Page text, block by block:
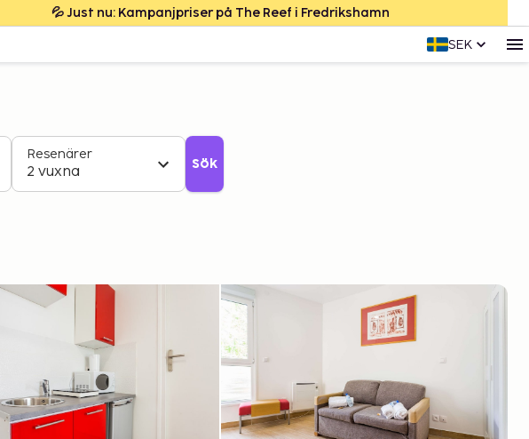
💦 Just nu: Kampanjpriser på The Reef i Fredrikshamn
SEK
Resenärer
2 vuxna Sök